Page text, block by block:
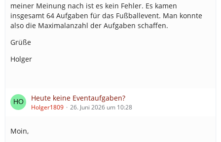
meiner Meinung nach ist es kein Fehler. Es kamen
insgesamt 64 Aufgaben für das Fußballevent. Man konnte
also die Maximalanzahl der Aufgaben schaffen.
Grüße
Holger
Heute keine Eventaufgaben?
Holger1809 26. Juni 2026 um 10:28
Moin,